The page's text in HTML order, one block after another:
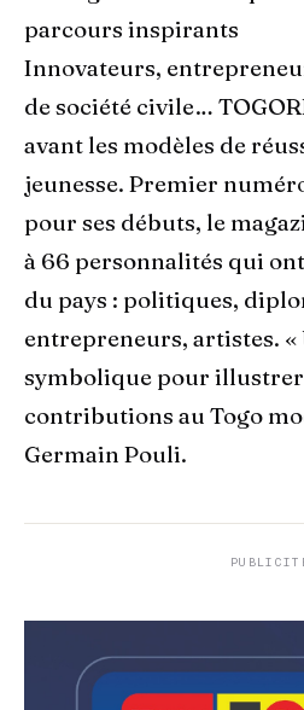
parcours inspirants
Innovateurs,
de société civile…
avant les modèles de
jeunesse. Premier
pour ses débuts, le
à 66 personnalités qui
du pays : politiques,
entrepreneurs, artistes. «
symbolique pour
contributions au Togo
Germain Pouli.